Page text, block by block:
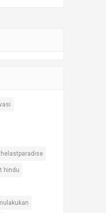
hindu